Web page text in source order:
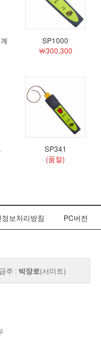
SP1000
￦300,300
SP341
(품절)
정보처리방침 PC버전
주 : 박장로(서미트)